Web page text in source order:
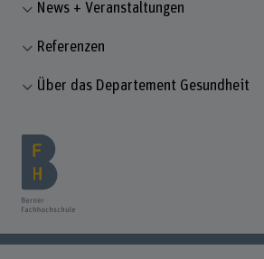
News + Veranstaltungen
Referenzen
Über das Departement Gesundheit